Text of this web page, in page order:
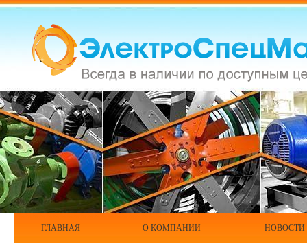
ГЛАВНАЯ О КОМПАНИИ НОВОСТИ